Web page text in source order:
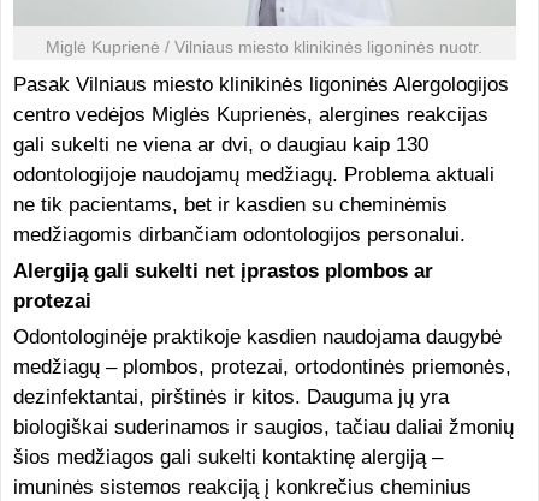
Miglė Kuprienė / Vilniaus miesto klinikinės ligoninės nuotr.
Pasak Vilniaus miesto klinikinės ligoninės Alergologijos
centro vedėjos Miglės Kuprienės, alergines reakcijas
gali sukelti ne viena ar dvi, o daugiau kaip 130
odontologijoje naudojamų medžiagų. Problema aktuali
ne tik pacientams, bet ir kasdien su cheminėmis
medžiagomis dirbančiam odontologijos personalui.
Alergiją gali sukelti net įprastos plombos ar
protezai
Odontologinėje praktikoje kasdien naudojama daugybė
medžiagų – plombos, protezai, ortodontinės priemonės,
dezinfektantai, pirštinės ir kitos. Dauguma jų yra
biologiškai suderinamos ir saugios, tačiau daliai žmonių
šios medžiagos gali sukelti kontaktinę alergiją –
imuninės sistemos reakciją į konkrečius cheminius